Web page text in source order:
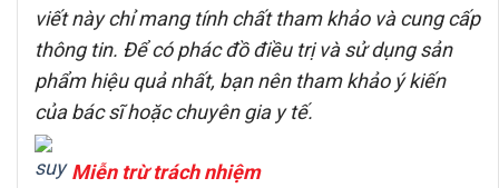
viết này chỉ mang tính chất tham khảo và cung cấp
thông tin. Để có phác đồ điều trị và sử dụng sản
phẩm hiệu quả nhất, bạn nên tham khảo ý kiến
của bác sĩ hoặc chuyên gia y tế.
Miễn trừ trách nhiệm